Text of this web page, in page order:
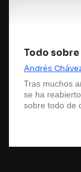
Todo
Andrés
Tras muchos
se ha
sobre todo de